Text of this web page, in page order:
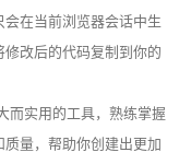
在当前浏览器会话中生
改后的代码复制到你的
而实用的工具，熟练掌握
量，帮助你创建出更加